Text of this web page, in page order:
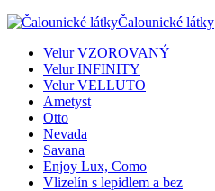
Čalounické látky
Velur VZOROVANÝ
Velur INFINITY
Velur VELLUTO
Ametyst
Otto
Nevada
Savana
Enjoy Lux, Como
Vlizelín s lepidlem a bez